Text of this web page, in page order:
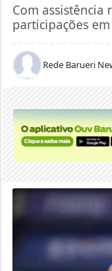
Com assistência
participações
Rede Barueri